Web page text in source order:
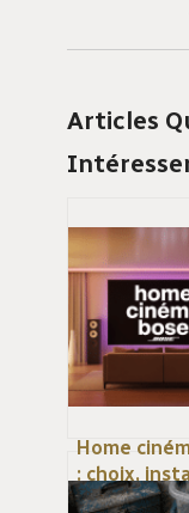
Articles
Home
: choix,
et